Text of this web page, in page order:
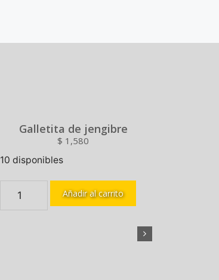
Galletita de jengibre
$ 1,580
10 disponibles
Añadir al carrito